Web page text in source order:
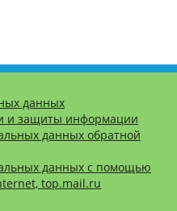
данных
и защиты информации
данных обратной
данных с помощью
top.mail.ru